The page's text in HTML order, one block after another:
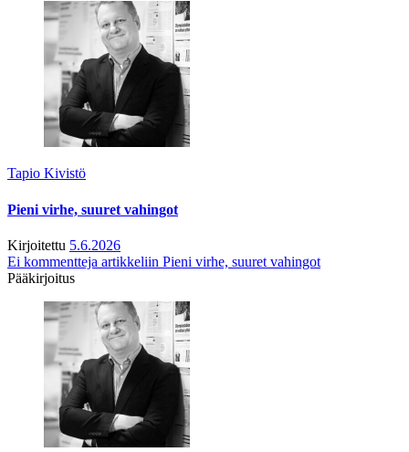
Tapio Kivistö
Pieni virhe, suuret vahingot
Kirjoitettu 5.6.2026
Ei kommentteja artikkeliin Pieni virhe, suuret vahingot
Pääkirjoitus